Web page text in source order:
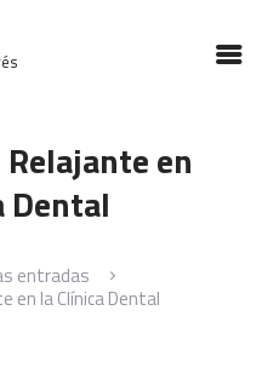
en
Dental
entradas
en la Clínica Dental